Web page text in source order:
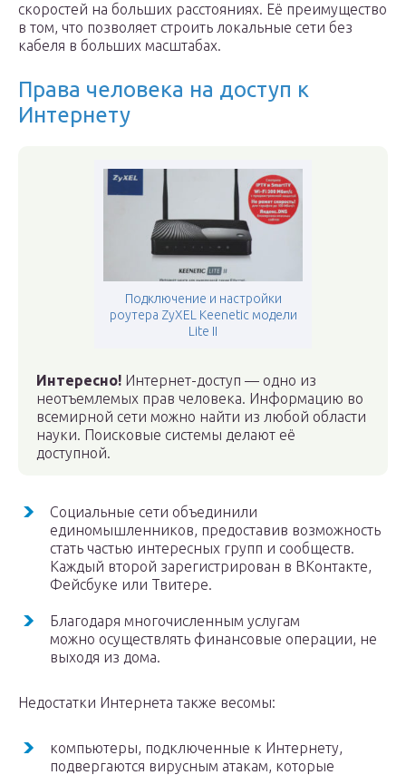
скоростей на больших расстояниях. Её преимущество
в том, что позволяет строить локальные сети без
кабеля в больших масштабах.
Права человека на доступ к
Интернету
Подключение и настройки
роутера ZyXEL Keenetic модели
Lite II
Интересно! Интернет-доступ — одно из
неотъемлемых прав человека. Информацию во
всемирной сети можно найти из любой области
науки. Поисковые системы делают её
доступной.
Социальные сети объединили
единомышленников, предоставив возможность
стать частью интересных групп и сообществ.
Каждый второй зарегистрирован в ВКонтакте,
Фейсбуке или Твитере.
Благодаря многочисленным услугам
можно осуществлять финансовые операции, не
выходя из дома.
Недостатки Интернета также весомы:
компьютеры, подключенные к Интернету,
подвергаются вирусным атакам, которые